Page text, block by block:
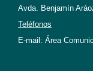
Avda. Benjamín
Teléfonos
E-mail: Área